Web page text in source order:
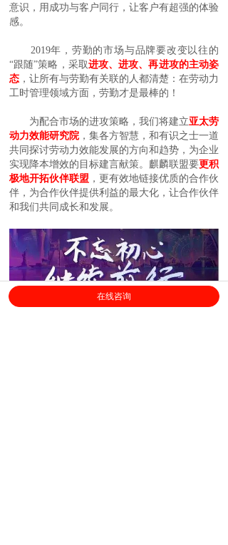
意识，用成功与客户同行，让客户有超强的体验
感。
2019年，劳勤的市场与品牌要改变以往的
“跟随”策略，采取进攻、进攻、再进攻的主动姿
态 ，让所有与劳勤有关联的人都清楚：在劳动力
工时管理领域方面，劳勤才是最棒的！
为配合市场的进攻策略，我们将建立亚太劳
动力效能研究院，集各方智慧，和有识之士一道
共同探讨劳动力效能发展的方向和趋势，为企业
实现降本增效的目标建言献策。麒麟联盟要更积
极地开拓伙伴联盟 ，更有效地链接优质的合作伙
伴，为合作伙伴提供利益的最大化，让合作伙伴
和我们共同成长和发展。
在线咨询